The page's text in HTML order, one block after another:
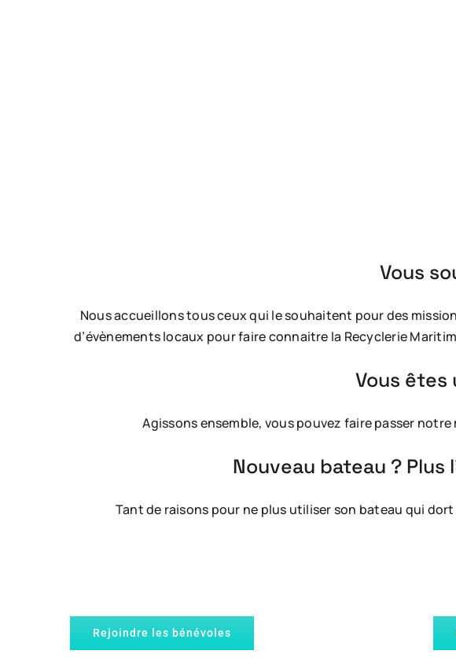
Vous
Nous accueillons tous ceux qui le souhaitent pour des
d’évènements locaux pour faire connaitre la Recyclerie
Vous êtes
Agissons ensemble, vous pouvez faire passer
Nouveau bateau ? Plus
Tant de raisons pour ne plus utiliser son bateau qui
Rejoindre les bénévoles